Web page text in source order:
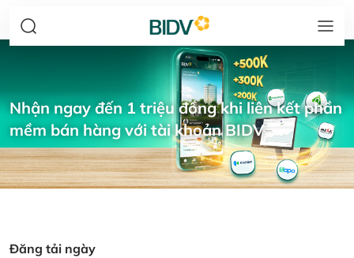
Nhận ngay đến 1 triệu đồng khi liên kết phần
mềm bán hàng với tài khoản BIDV
Đăng tải ngày